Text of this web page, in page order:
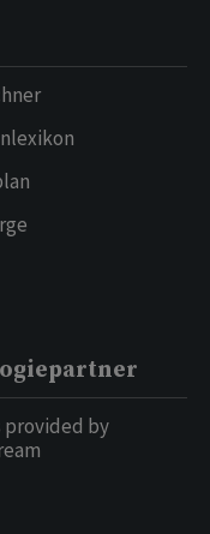
provided by